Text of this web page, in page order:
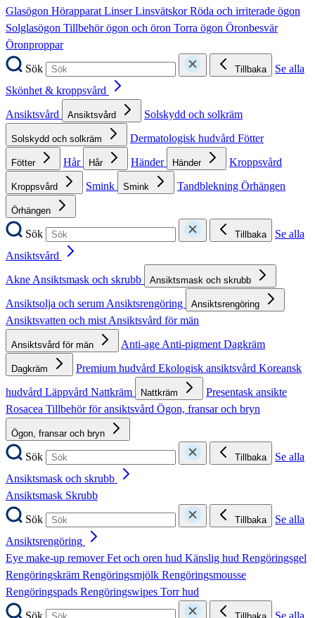
Glasögon HörapparatLinserLinsvätskorRöda och irriterade ögon
Solglasögon Tillbehör ögon och öron Torra ögon Öronbesvär
Öronproppar
Sök
Tillbaka
Se alla
Skönhet & kroppsvård
Ansiktsvård
Ansiktsvård Solskydd och solkräm
Solskydd och solkräm Dermatologisk hudvård Fötter
Fötter Hår Hår Händer Händer Kroppsvård
Kroppsvård Smink Smink Tandblekning Örhängen
Örhängen
Sök Tillbaka
Se alla
Ansiktsvård
AkneAnsiktsmask och skrubb Ansiktsmask och skrubb
Ansiktsolja och serumAnsiktsrengöring Ansiktsrengöring
Ansiktsvatten och mistAnsiktsvård för män
Ansiktsvård för män Anti-ageAnti-pigmentDagkräm
Dagkräm Premium hudvård Ekologisk ansiktsvård Koreansk
hudvård Läppvård Nattkräm Nattkräm
Presentask ansikte
Rosacea Tillbehör för ansiktsvård Ögon, fransar och bryn
Ögon, fransar och bryn
Sök Tillbaka
Se alla
Ansiktsmask och skrubb
Ansiktsmask Skrubb
Sök
Tillbaka
Se alla
Ansiktsrengöring
Eye make-up removerFet och oren hud Känslig hud Rengöringsgel
Rengöringskräm Rengöringsmjölk Rengöringsmousse
Rengöringspads Rengöringswipes Torr hud